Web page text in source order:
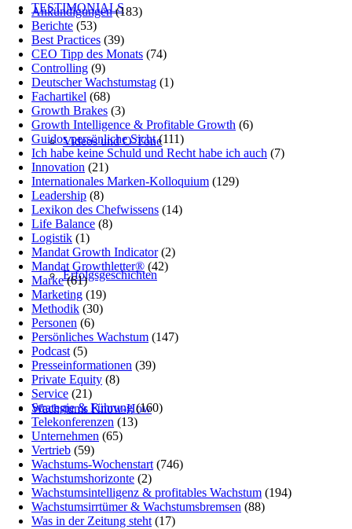
TESTIMONIALS
Videos und O-Töne
Erfolgsgeschichten
Wachstums Know-How
Ankündigungen(183)
Berichte (53)
Best Practices (39)
CEO Tipp des Monats (74)
Controlling (9)
Deutscher Wachstumstag (1)
Fachartikel (68)
Growth Brakes (3)
Growth Intelligence & Profitable Growth (6)
Guidos persönliche Sicht(111)
Ich habe keine Schuld und Recht habe ich auch (7)
Innovation (21)
Internationales Marken-Kolloquium (129)
Leadership (8)
Lexikon des Chefwissens (14)
Life Balance (8)
Logistik (1)
Mandat Growth Indicator(2)
Mandat Growthletter® (42)
Marke(61)
Marketing (19)
Methodik (30)
Personen (6)
Persönliches Wachstum (147)
Podcast (5)
Presseinformationen (39)
Private Equity (8)
Service (21)
Strategie & Führung(160)
Telekonferenzen (13)
Unternehmen (65)
Vertrieb (59)
Wachstums-Wochenstart (746)
Wachstumshorizonte (2)
Wachstumsintelligenz & profitables Wachstum (194)
Wachstumsirrtümer & Wachstumsbremsen (88)
Was in der Zeitung steht (17)